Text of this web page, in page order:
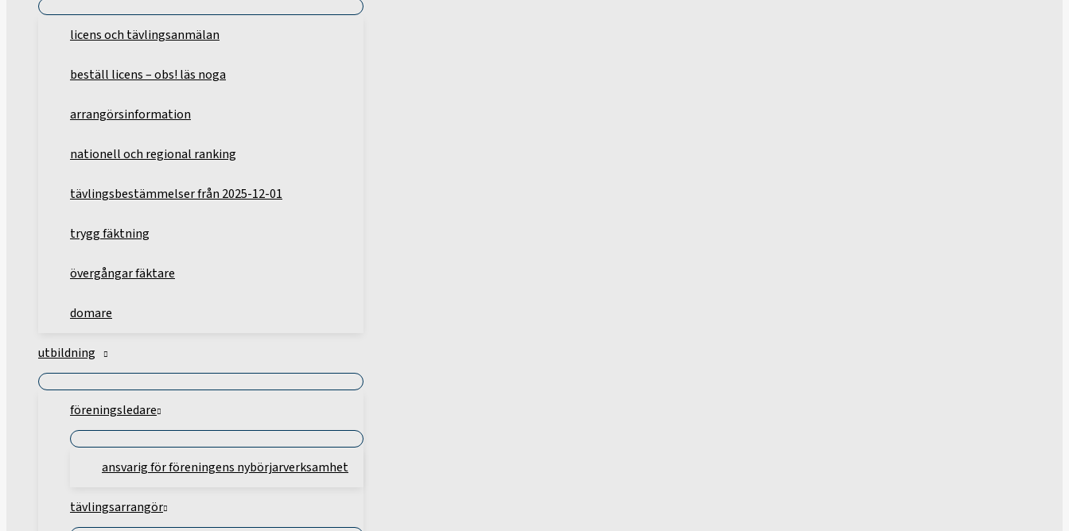
licens och tävlingsanmälan
beställ licens – obs! läs noga
arrangörsinformation
nationell och regional ranking
tävlingsbestämmelser från 2025-12-01
trygg fäktning
övergångar fäktare
domare
utbildning
föreningsledare
ansvarig för föreningens nybörjarverksamhet
tävlingsarrangör